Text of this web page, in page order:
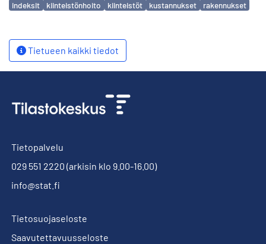
indeksit kiinteistönhoito kiinteistöt kustannukset rakennukset
Tietueen kaikki tiedot
Tietopalvelu
029 551 2220 (arkisin klo 9.00-16.00)
info@stat.fi
Tietosuojaseloste
Saavutettavuusseloste